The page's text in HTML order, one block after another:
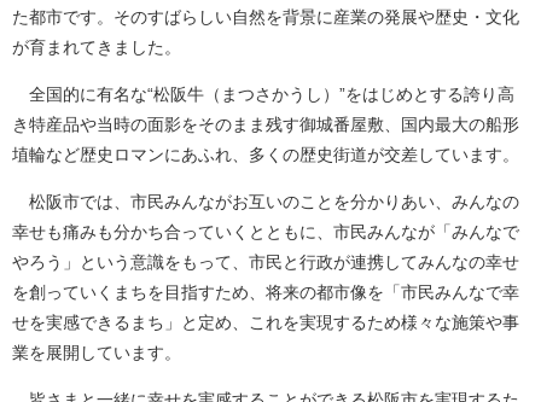
た都市です。そのすばらしい自然を背景に産業の発展や歴史・文化
が育まれてきました。
全国的に有名な“松阪牛（まつさかうし）”をはじめとする誇り高
き特産品や当時の面影をそのまま残す御城番屋敷、国内最大の船形
埴輪など歴史ロマンにあふれ、多くの歴史街道が交差しています。
松阪市では、市民みんながお互いのことを分かりあい、みんなの
幸せも痛みも分かち合っていくとともに、市民みんなが「みんなで
やろう」という意識をもって、市民と行政が連携してみんなの幸せ
を創っていくまちを目指すため、将来の都市像を「市民みんなで幸
せを実感できるまち」と定め、これを実現するため様々な施策や事
業を展開しています。